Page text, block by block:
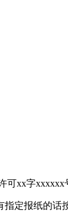
xx字xxxxxx
定报纸的话